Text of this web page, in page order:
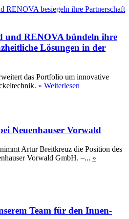
und RENOVA bündeln ihre
Lösungen in der
das Portfolio um innovative
» Weiterlesen
Neuenhauser Vorwald
Artur Breitkreuz die Position des
Vorwald GmbH. –... »
Team für den Innen-